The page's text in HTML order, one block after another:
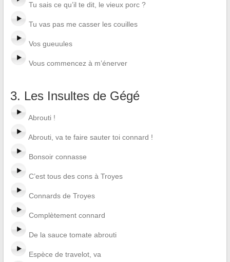
Tu sais ce qu’il te dit, le vieux porc ?
Tu vas pas me casser les couilles
Vos gueuules
Vous commencez à m’énerver
3. Les Insultes de Gégé
Abrouti !
Abrouti, va te faire sauter toi connard !
Bonsoir connasse
C’est tous des cons à Troyes
Connards de Troyes
Complètement connard
De la sauce tomate abrouti
Espèce de travelot, va